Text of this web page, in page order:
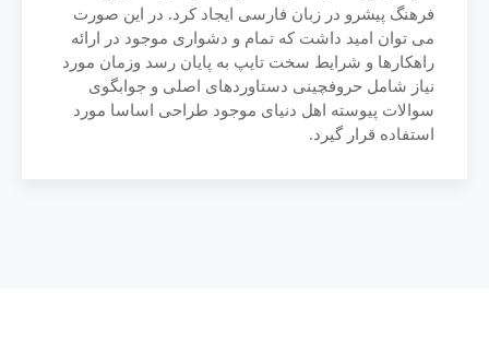
فرهنگ پیشرو در زبان فارسی ایجاد کرد. در این صورت
می توان امید داشت که تمام و دشواری موجود در ارائه
راهکارها و شرایط سخت تایپ به پایان رسد وزمان مورد
نیاز شامل حروفچینی دستاوردهای اصلی و جوابگوی
سوالات پیوسته اهل دنیای موجود طراحی اساسا مورد
استفاده قرار گیرد.